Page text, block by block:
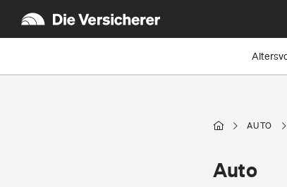
AUTO
Auto